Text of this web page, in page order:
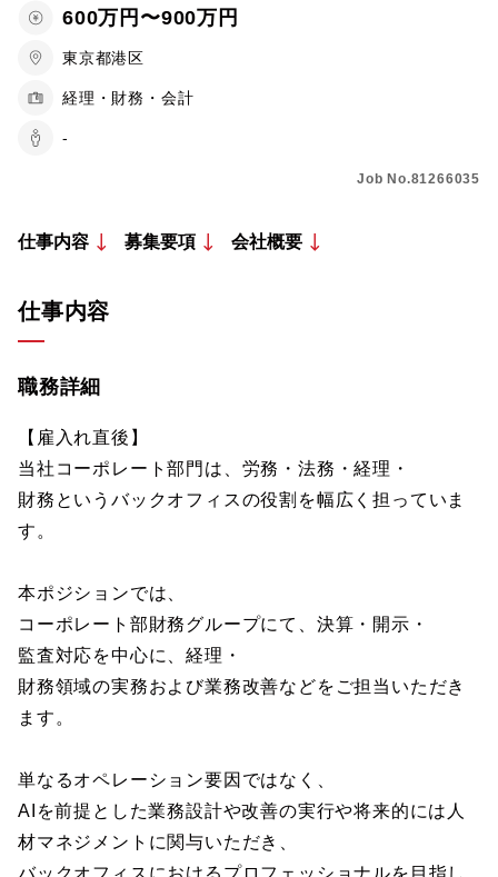
600万円〜900万円
東京都港区
経理・財務・会計
-
Job No.81266035
仕事内容 募集要項 会社概要
仕事内容
職務詳細
【雇入れ直後】
当社コーポレート部門は、労務・法務・経理・
財務というバックオフィスの役割を幅広く担っていま
す。
本ポジションでは、
コーポレート部財務グループにて、決算・開示・
監査対応を中心に、経理・
財務領域の実務および業務改善などをご担当いただき
ます。
単なるオペレーション要因ではなく、
AIを前提とした業務設計や改善の実行や将来的には人
材マネジメントに関与いただき、
バックオフィスにおけるプロフェッショナルを目指し